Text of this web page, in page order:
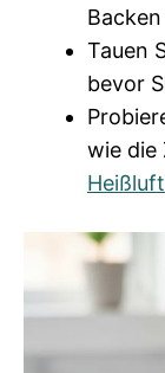
Tauen
bevor
wie die